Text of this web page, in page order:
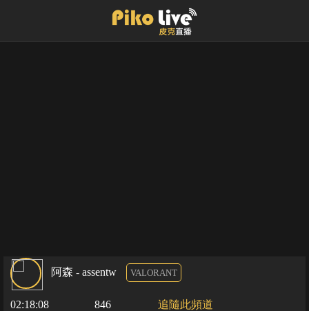
阿森 - assentw VALORANT
02:18:08 846 追隨此頻道